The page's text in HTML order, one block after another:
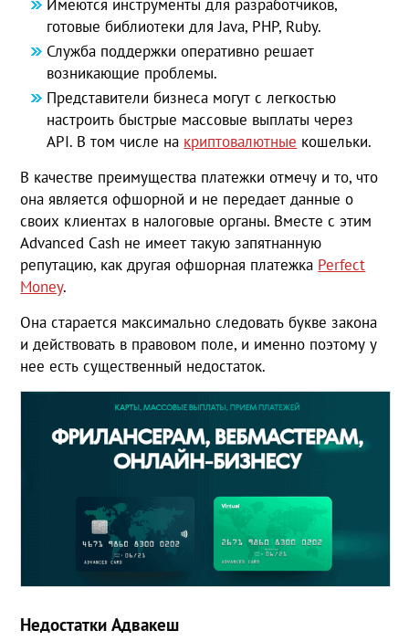
Имеются инструменты для разработчиков,
готовые библиотеки для Java, PHP, Ruby.
Служба поддержки оперативно решает
возникающие проблемы.
Представители бизнеса могут с легкостью
настроить быстрые массовые выплаты через
API. В том числе на криптовалютные кошельки.
В качестве преимущества платежки отмечу и то, что
она является офшорной и не передает данные о
своих клиентах в налоговые органы. Вместе с этим
Advanced Cash не имеет такую запятнанную
репутацию, как другая офшорная платежка Perfect
Money.
Она старается максимально следовать букве закона
и действовать в правовом поле, и именно поэтому у
нее есть существенный недостаток.
Недостатки Адвакеш